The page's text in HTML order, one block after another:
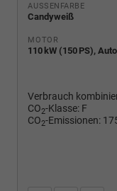
AUSSENFARBE
Candyweiß
MOTOR
110 kW (150 PS),
Verbrauch
CO2-Klasse: F
CO2-Emissionen: